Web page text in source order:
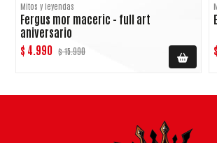
Mitos y leyendas
Fergus mor maceric - full art
aniversario
$ 4.990 $ 15.990